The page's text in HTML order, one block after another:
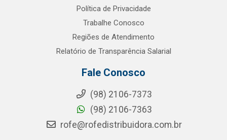
Política de Privacidade
Trabalhe Conosco
Regiões de Atendimento
Relatório de Transparência Salarial
Fale Conosco
(98) 2106-7373
(98) 2106-7363
rofe@rofedistribuidora.com.br